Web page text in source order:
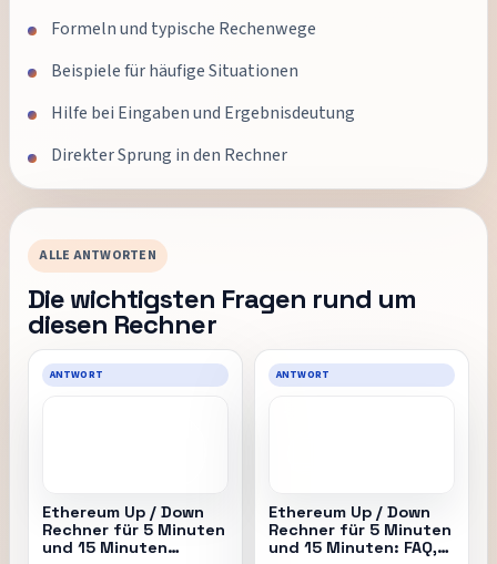
Formeln und typische Rechenwege
Beispiele für häufige Situationen
Hilfe bei Eingaben und Ergebnisdeutung
Direkter Sprung in den Rechner
ALLE ANTWORTEN
Die wichtigsten Fragen rund um
diesen Rechner
ANTWORT
Ethereum Up / Down
Rechner für 5 Minuten
und 15 Minuten
ANTWORT
Ethereum Up / Down
Rechner für 5 Minuten
und 15 Minuten: FAQ,